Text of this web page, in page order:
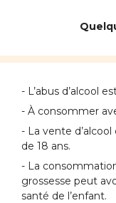
- L’abus d’alcool
- À consommer
- La vente
de 18 ans.
- La
grossesse peut
santé de l’enfant.